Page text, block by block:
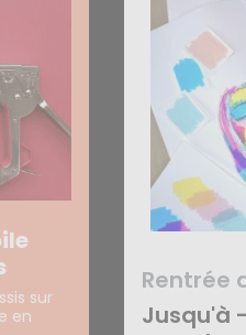
sur
en
Rentrée
Jusqu'à